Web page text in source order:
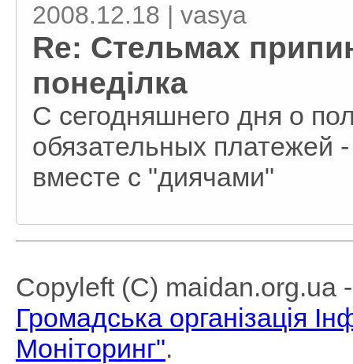
2008.12.18 | vasya
Re: Стельмах
понеділка
С сегодняшнего дня о
обязательных платежей
вместе с "диячами"
Copyleft (C) maidan.org.ua
Громадська організація
Моніторинг".